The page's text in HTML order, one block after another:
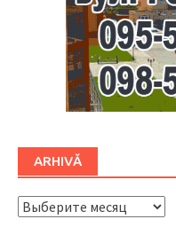
ARHIVĂ
ARHIVĂ